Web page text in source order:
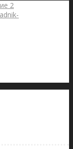
2